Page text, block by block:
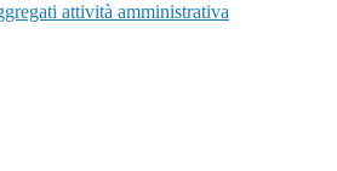
attività amministrativa